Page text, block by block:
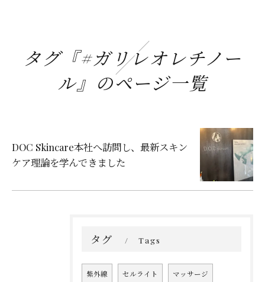
タグ『#ガリレオレチノー
ル』のページ一覧
DOC Skincare本社へ訪問し、最新スキン
ケア理論を学んできました
タグ Tags
紫外線 セルライト マッサージ